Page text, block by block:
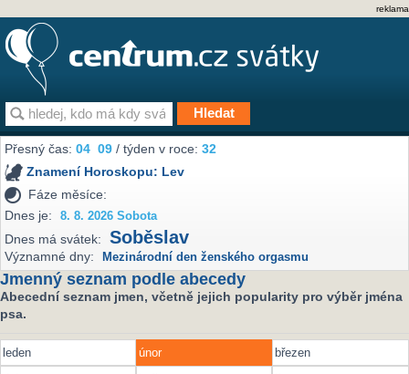
reklama
Přesný čas:04 09 / týden v roce:32
Znamení Horoskopu: Lev
Fáze měsíce:
Dnes je:
8. 8. 2026 Sobota
Dnes má svátek: Soběslav
Významné dny: Mezinárodní den ženského orgasmu
Jmenný seznam podle abecedy
Abecední seznam jmen, včetně jejich popularity pro výběr jména
psa.
leden únor
březen